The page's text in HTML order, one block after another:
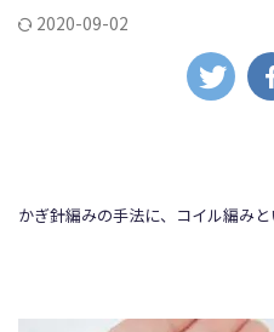
2020-09-02
かぎ針編みの手法に、コイル編みと